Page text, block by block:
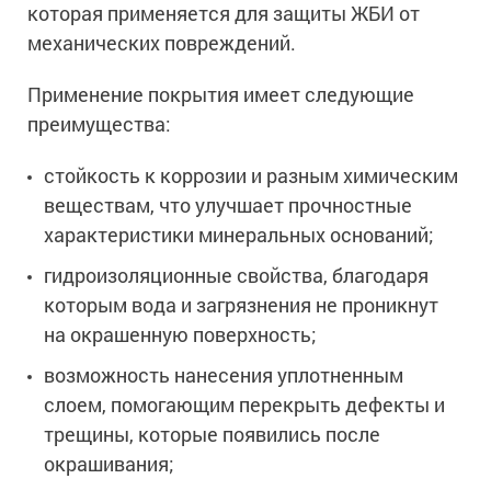
Ингибиторы коррозии
Растворители и разбавители для металла
Сопутствующие товары
Сопутствующие товары
Пищевая промышленность
Сопутствующие товары
Жидкая теплоизоляция
Для металла
Для фасада
Сопутствующие товары
Экологичные материалы
Для металла
Для фасада
Для дерева
Для интерьеров
Сопутствующие товары
Для бетона
Сопутствующие товары
Промышленные покрытия
Ремонт промышленных полов
Защита железобетонных конструкций
Промышленное оборудование
Промышленные ремонтные покрытия для металла
Промышленные стены
Грунтовки для холодного цинкования
Сопутствующие товары
Молотковые эмали
Сопутствующие товары
Антикоррозионная защита
Толстослойные грунт-эмали
Алюминиевые краски
Морозостойкие краски
Морозостойкие краски для бетонных полов
которая применяется для защиты ЖБИ от
механических повреждений.
Применение покрытия имеет следующие
преимущества:
стойкость к коррозии и разным химическим
веществам, что улучшает прочностные
характеристики минеральных оснований;
гидроизоляционные свойства, благодаря
которым вода и загрязнения не проникнут
на окрашенную поверхность;
возможность нанесения уплотненным
слоем, помогающим перекрыть дефекты и
трещины, которые появились после
окрашивания;